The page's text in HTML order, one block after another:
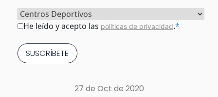
Sector*
Consentimiento*
He leído y acepto las políticas de privacidad.*
27 de Oct de 2020